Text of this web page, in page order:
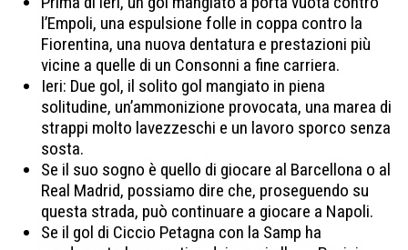
l’Empoli, una espulsione folle in coppa contro la
Fiorentina, una nuova dentatura e prestazioni più
vicine a quelle di un Consonni a fine carriera.
Ieri: Due gol, il solito gol mangiato in piena
solitudine, un’ammonizione provocata, una marea di
strappi molto lavezzeschi e un lavoro sporco senza
sosta.
Se il suo sogno è quello di giocare al Barcellona o al
Real Madrid, possiamo dire che, proseguendo su
questa strada, può continuare a giocare a Napoli.
Se il gol di Ciccio Petagna con la Samp ha